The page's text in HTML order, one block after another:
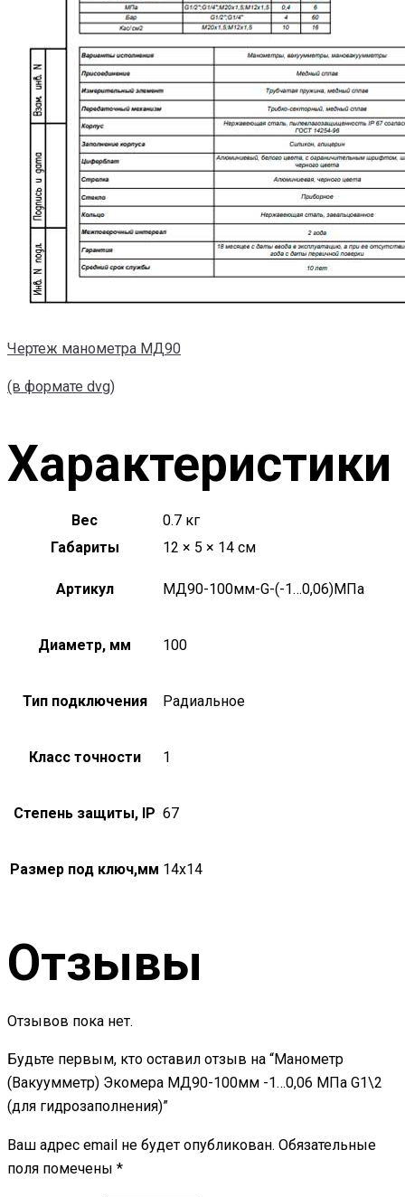
Чертеж манометра МД90
(в формате dvg)
Характеристики
Вес
0.7 кг
Габариты
12 × 5 × 14 см
Артикул МД90-100мм-G-(-1…0,06)МПа
Диаметр, мм 100
Тип подключения Радиальное
Класс точности 1
Степень защиты, IP 67
Размер под ключ,мм 14х14
Отзывы
Отзывов пока нет.
Будьте первым, кто оставил отзыв на “Манометр
(Вакуумметр) Экомера МД90-100мм -1…0,06 МПа G1\2
(для гидрозаполнения)”
Ваш адрес email не будет опубликован. Обязательные
поля помечены *